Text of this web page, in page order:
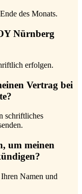
des Monats.
Nürnberg
erfolgen.
Vertrag bei
schriftliches
um meinen
Namen und